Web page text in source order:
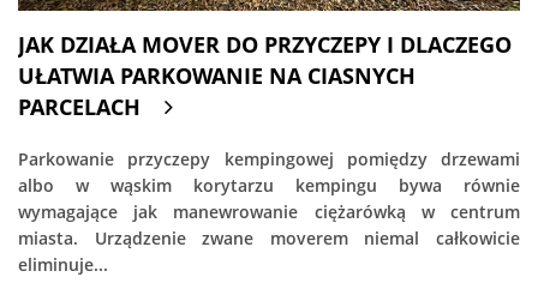
JAK DZIAŁA MOVER DO PRZYCZEPY I DLACZEGO
UŁATWIA PARKOWANIE NA CIASNYCH
PARCELACH
Parkowanie przyczepy kempingowej pomiędzy drzewami
albo w wąskim korytarzu kempingu bywa równie
wymagające jak manewrowanie ciężarówką w centrum
miasta. Urządzenie zwane moverem niemal całkowicie
eliminuje...